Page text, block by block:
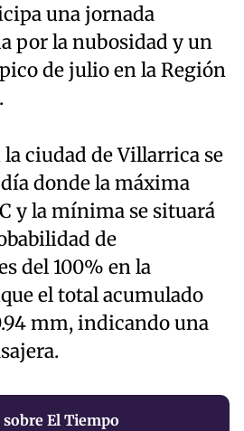
una jornada
por la nubosidad y un
de julio en la Región
la ciudad de Villarrica se
donde la máxima
y la mínima se situará
de
del 100% en la
el total acumulado
mm, indicando una
sobre El Tiempo